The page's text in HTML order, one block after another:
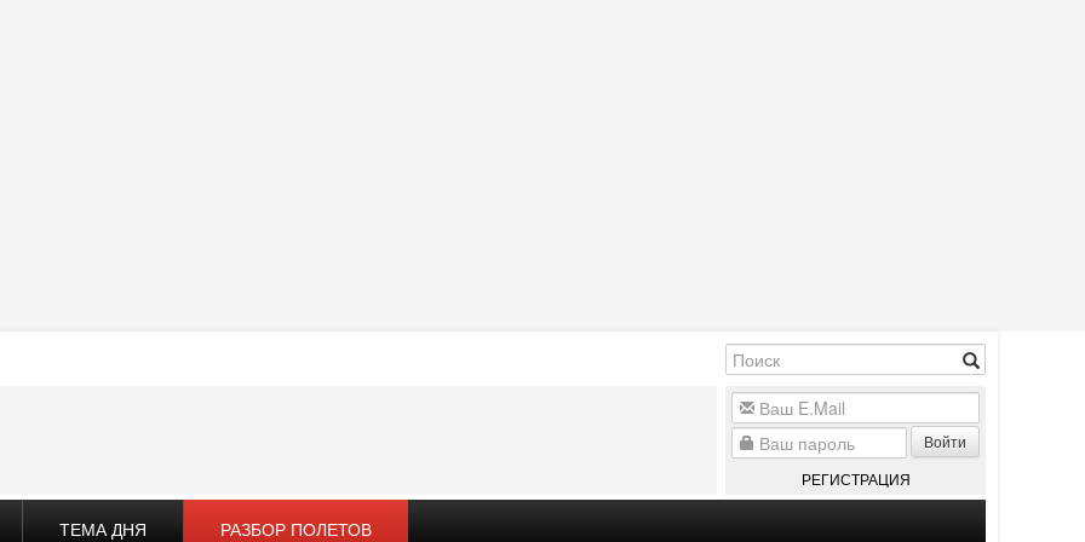
Войти
РЕГИСТРАЦИЯ
ТЕМА ДНЯ РАЗБОР ПОЛЕТОВ